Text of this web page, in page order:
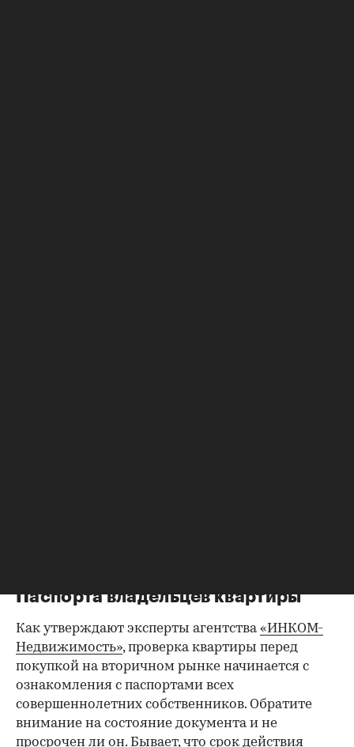
Паспорта владельцев квартиры
Как утверждают эксперты агентства«ИНКОМ-
Недвижимость», проверка квартиры перед
покупкой на вторичном рынке начинается с
ознакомления с паспортами всех
совершеннолетних собственников. Обратите
внимание на состояние документа и не
просрочен ли он. Бывает, что срок действия